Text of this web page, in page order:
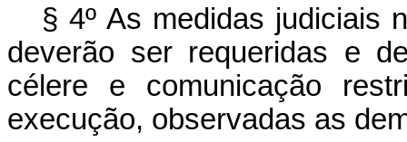
§ 4º As medidas judiciais
deverão ser requeridas e
célere e comunicação
execução, observadas as